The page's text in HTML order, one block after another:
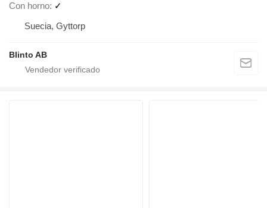
Con horno ✓
Suecia, Gyttorp
Blinto AB